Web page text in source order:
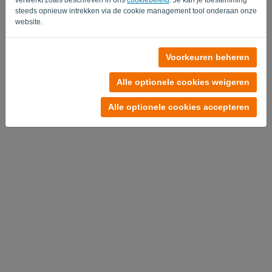
steeds opnieuw intrekken via de cookie management tool onderaan onze
website.
Voorkeuren beheren
Alle optionele cookies weigeren
Alle optionele cookies accepteren
Probeer nu gratis
Algemene voorwaarden